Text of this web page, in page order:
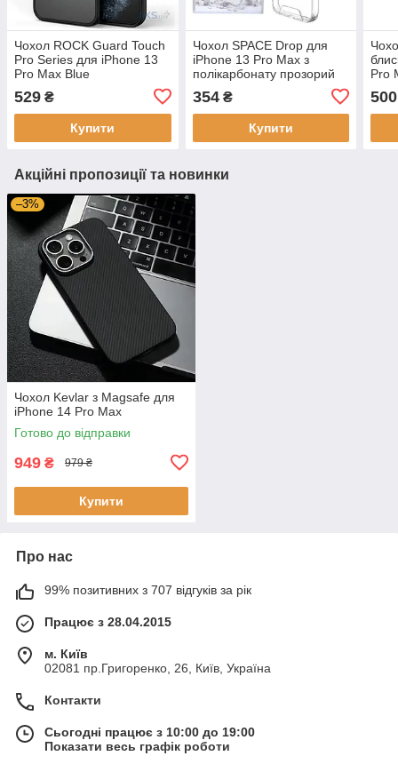
Чохол ROCK Guard Touch
Pro Series для iPhone 13
Pro Max Blue
529 ₴
Купити
Чохол SPACE Drop для
iPhone 13 Pro Max з
полікарбонату прозорий
354₴
Купити
Pro
500
Акційні пропозиції та новинки
–3%
Чохол Kevlar з Magsafe для
iPhone 14 Pro Max
Готово до відправки
949 ₴ 979 ₴
Купити
Про нас
99% позитивних з 707 відгуків за рік
Працює з 28.04.2015
м. Київ
02081 пр.Григоренко, 26, Київ, Україна
Контакти
Сьогодні працює з 10:00 до 19:00
Показати весь графік роботи